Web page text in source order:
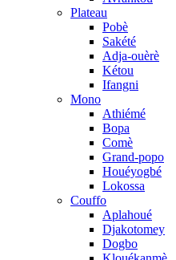
Plateau
Pobè
Sakété
Adja-ouèrè
Kétou
Ifangni
Mono
Athiémé
Bopa
Comè
Grand-popo
Houéyogbé
Lokossa
Couffo
Aplahoué
Djakotomey
Dogbo